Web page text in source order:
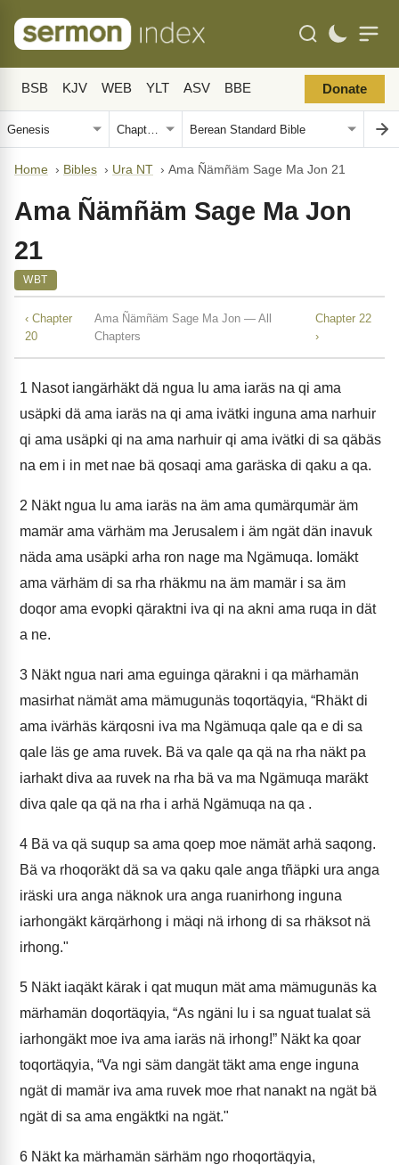
BSB KJV WEB YLT ASV BBE Donate
Home › Bibles › Ura NT › Ama Ñämñäm Sage Ma Jon 21
Ama Ñämñäm Sage Ma Jon
21
WBT
‹ Chapter
20
Ama Ñämñäm Sage Ma Jon — All
Chapters
Chapter 22
›
1 Nasot iangärhäkt dä ngua lu ama iaräs na qi ama
usäpki dä ama iaräs na qi ama ivätki inguna ama narhuir
qi ama usäpki qi na ama narhuir qi ama ivätki di sa qäbäs
na em i in met nae bä qosaqi ama garäska di qaku a qa.
2 Näkt ngua lu ama iaräs na äm ama qumärqumär äm
mamär ama värhäm ma Jerusalem i äm ngät dän inavuk
näda ama usäpki arha ron nage ma Ngämuqa. Iomäkt
ama värhäm di sa rha rhäkmu na äm mamär i sa äm
doqor ama evopki qäraktni iva qi na akni ama ruqa in dät
a ne.
3 Näkt ngua nari ama eguinga qärakni i qa märhamän
masirhat nämät ama mämugunäs toqortäqyia, “Rhäkt di
ama ivärhäs kärqosni iva ma Ngämuqa qale qa e di sa
qale läs ge ama ruvek. Bä va qale qa qä na rha näkt pa
iarhakt diva aa ruvek na rha bä va ma Ngämuqa maräkt
diva qale qa qä na rha i arhä Ngämuqa na qa .
4 Bä va qä suqup sa ama qoep moe nämät arhä saqong.
Bä va rhoqoräkt dä sa va qaku qale anga tñäpki ura anga
iräski ura anga näknok ura anga ruanirhong inguna
iarhongäkt kärqärhong i mäqi nä irhong di sa rhäksot nä
irhong."
5 Näkt iaqäkt kärak i qat muqun mät ama mämugunäs ka
märhamän doqortäqyia, “As ngäni lu i sa nguat tualat sä
iarhongäkt moe iva ama iaräs nä irhong!” Näkt ka qoar
toqortäqyia, “Va ngi säm dangät täkt ama enge inguna
ngät di mamär iva ama ruvek moe rhat nanakt na ngät bä
ngät di sa ama engäktki na ngät."
6 Näkt ka märhamän särhäm ngo rhoqortäqyia,